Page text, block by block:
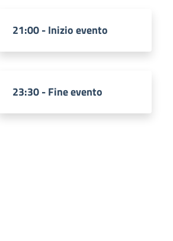
21:00 - Inizio evento
23:30 - Fine evento